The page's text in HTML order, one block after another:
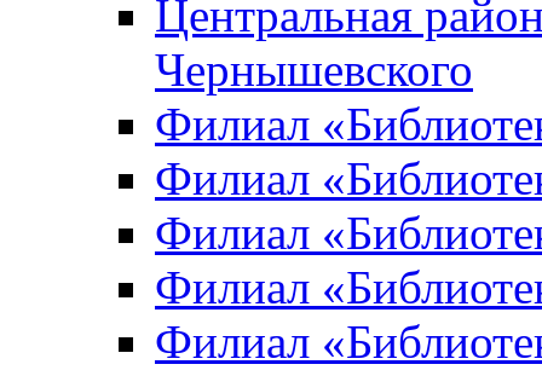
Центральная
Чернышевского
Филиал
Филиал
Филиал
Филиал
Филиал